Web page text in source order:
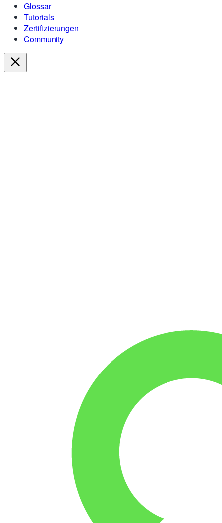
Glossar
Tutorials
Zertifizierungen
Community